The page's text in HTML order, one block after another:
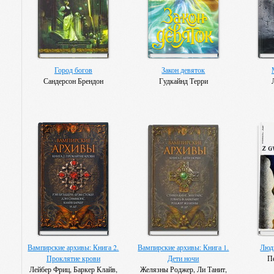
Город богов
Сандерсон Брендон
Закон девяток
Гудкайнд Терри
Вампирские архивы: Книга 2.
Проклятие крови
Лейбер Фриц, Баркер Клайв,
Вампирские архивы: Книга 1.
Дети ночи
Желязны Роджер, Ли Танит,